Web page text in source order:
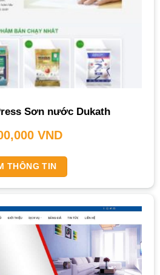
Sơn nước Dukath
VND
THÔNG TIN